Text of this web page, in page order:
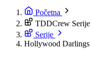
Početna
TDDCrew Serije
Serije
Hollywood Darlings